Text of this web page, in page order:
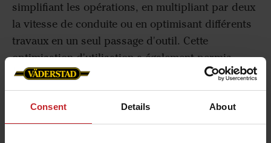
Consent Details About
simplifiant les opérations, en multipliant par deux
la vitesse de conduite ou en optimisant différents
travaux en un seul passage d'outil. Cette
optimisation d'utilisation a également permis
d'obtenir un résultat final meilleur que par le
passé. C'est une situation gagnant-gagnant tant
pour l'agriculteur que pour Väderstad.